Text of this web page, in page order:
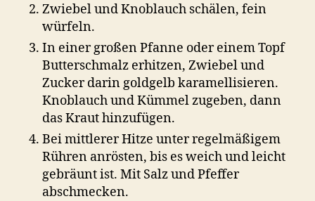
Zwiebel und Knoblauch schälen, fein
würfeln.
In einer großen Pfanne oder einem Topf
Butterschmalz erhitzen, Zwiebel und
Zucker darin goldgelb karamellisieren.
Knoblauch und Kümmel zugeben, dann
das Kraut hinzufügen.
Bei mittlerer Hitze unter regelmäßigem
Rühren anrösten, bis es weich und leicht
gebräunt ist. Mit Salz und Pfeffer
abschmecken.